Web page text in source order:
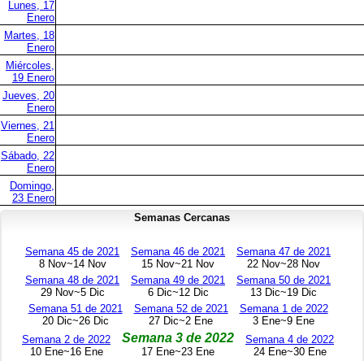
Lunes, 17
Enero
Martes, 18
Enero
Miércoles,
19 Enero
Jueves, 20
Enero
Viernes, 21
Enero
Sábado, 22
Enero
Domingo,
23 Enero
Semanas Cercanas
Semana 45 de 2021
8 Nov~14 Nov
Semana 46 de 2021
15 Nov~21 Nov
Semana 47 de 2021
22 Nov~28 Nov
Semana 48 de 2021
29 Nov~5 Dic
Semana 49 de 2021
6 Dic~12 Dic
Semana 50 de 2021
13 Dic~19 Dic
Semana 51 de 2021
20 Dic~26 Dic
Semana 52 de 2021
27 Dic~2 Ene
Semana 1 de 2022
3 Ene~9 Ene
Semana 2 de 2022
10 Ene~16 Ene
Semana 3 de 2022
17 Ene~23 Ene
Semana 4 de 2022
24 Ene~30 Ene